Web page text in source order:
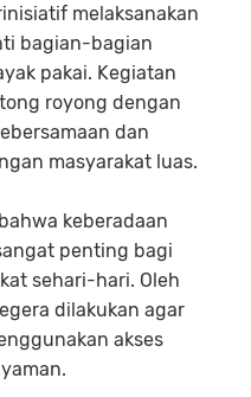
melaksanakan
bagian-bagian
pakai. Kegiatan
royong dengan
dan
masyarakat luas.
keberadaan
penting bagi
sehari-hari. Oleh
dilakukan agar
akses